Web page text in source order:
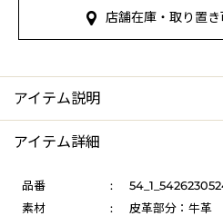
店舗在庫・取り置
アイテム説明
アイテム詳細
品番 :
素材
:
皮革部分：牛革